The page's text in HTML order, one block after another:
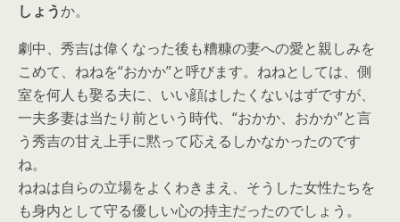
しょうか。
劇中、秀吉は偉くなった後も糟糠の妻への愛と親しみを
こめて、ねねを“おかか”と呼びます。ねねとしては、側
室を何人も娶る夫に、いい顔はしたくないはずですが、
一夫多妻は当たり前という時代、“おかか、おかか”と言
う秀吉の甘え上手に黙って応えるしかなかったのです
ね。
ねねは自らの立場をよくわきまえ、そうした女性たちを
も身内として守る優しい心の持主だったのでしょう。